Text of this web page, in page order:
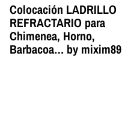
Colocación LADRILLO
REFRACTARIO para
Chimenea, Horno,
Barbacoa… by mixim89